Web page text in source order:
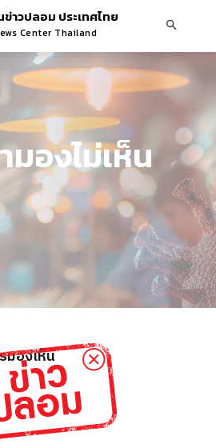
าวปลอม ประเทศไทย
Center Thailand
มองไม่เห็น
องเห็น